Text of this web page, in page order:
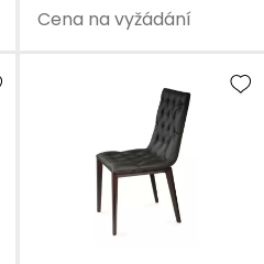
Cena na vyžádání